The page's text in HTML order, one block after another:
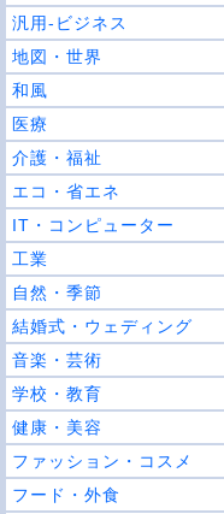
汎用-ビジネス
地図・世界
和風
医療
介護・福祉
エコ・省エネ
IT・コンピューター
工業
自然・季節
結婚式・ウェディング
音楽・芸術
学校・教育
健康・美容
ファッション・コスメ
フード・外食